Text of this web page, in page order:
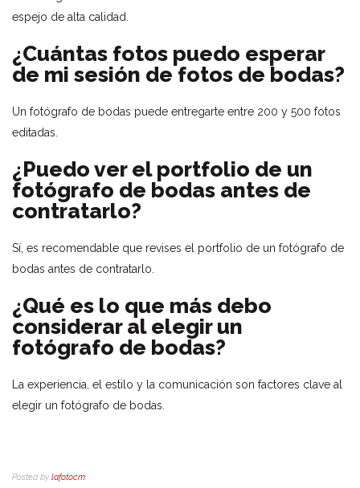
espejo de alta calidad.
¿Cuántas fotos puedo esperar
de mi sesión de fotos de bodas?
Un fotógrafo de bodas puede entregarte entre 200 y 500 fotos
editadas.
¿Puedo ver el portfolio de un
fotógrafo de bodas antes de
contratarlo?
Sí, es recomendable que revises el portfolio de un fotógrafo de
bodas antes de contratarlo.
¿Qué es lo que más debo
considerar al elegir un
fotógrafo de bodas?
La experiencia, el estilo y la comunicación son factores clave al
elegir un fotógrafo de bodas.
Posted by lafotocm